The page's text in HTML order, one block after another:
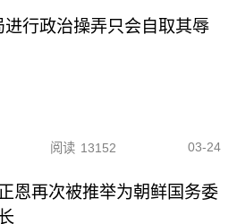
行政治操弄只会自取其辱
阅读 13152 03-24
恩再次被推举为朝鲜国务委